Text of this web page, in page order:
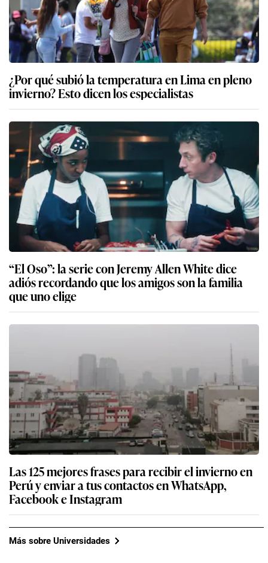
¿Por qué subió la temperatura en Lima en pleno
invierno? Esto dicen los especialistas
“El Oso”: la serie con Jeremy Allen White dice
adiós recordando que los amigos son la familia
que uno elige
Las 125 mejores frases para recibir el invierno en
Perú y enviar a tus contactos en WhatsApp,
Facebook e Instagram
Más sobre Universidades